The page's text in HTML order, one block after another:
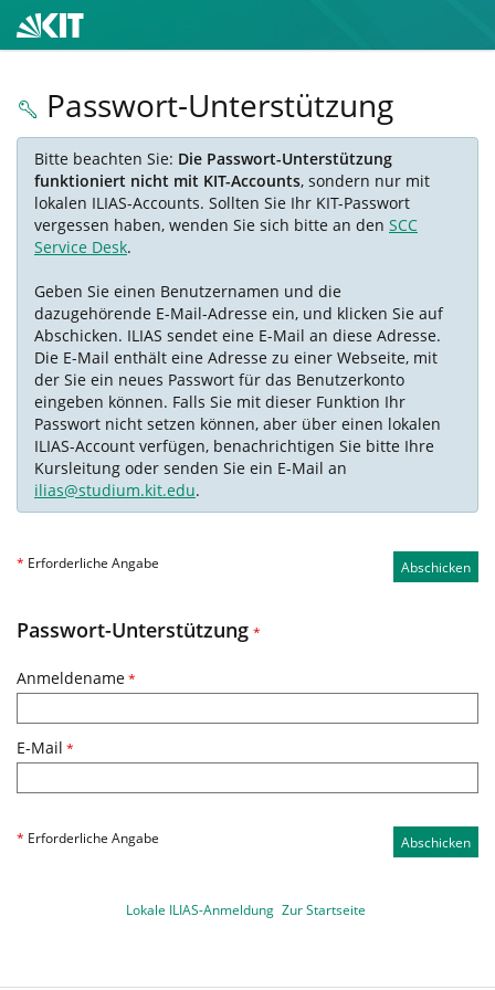
Passwort-Unterstützung
Bitte beachten Sie: Die Passwort-Unterstützung
funktioniert nicht mit KIT-Accounts, sondern nur mit
lokalen ILIAS-Accounts. Sollten Sie Ihr KIT-Passwort
vergessen haben, wenden Sie sich bitte an den SCC
Service Desk.
Geben Sie einen Benutzernamen und die
dazugehörende E-Mail-Adresse ein, und klicken Sie auf
Abschicken. ILIAS sendet eine E-Mail an diese Adresse.
Die E-Mail enthält eine Adresse zu einer Webseite, mit
der Sie ein neues Passwort für das Benutzerkonto
eingeben können. Falls Sie mit dieser Funktion Ihr
Passwort nicht setzen können, aber über einen lokalen
ILIAS-Account verfügen, benachrichtigen Sie bitte Ihre
Kursleitung oder senden Sie ein E-Mail an
ilias@studium.kit.edu.
Abschicken
* Erforderliche Angabe
Passwort-Unterstützung *
Anmeldename*
E-Mail *
* Erforderliche Angabe Abschicken
Lokale ILIAS-Anmeldung Zur Startseite